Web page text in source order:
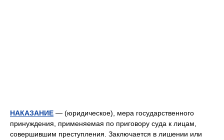
НАКАЗАНИЕ — (юридическое), мера государственного
принуждения, применяемая по приговору суда к лицам,
совершившим преступления. Заключается в лишении или